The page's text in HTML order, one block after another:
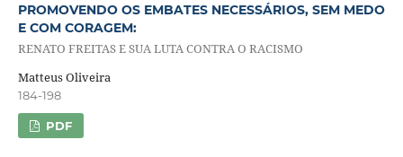
PROMOVENDO OS EMBATES NECESSÁRIOS, SEM MEDO
E COM CORAGEM:
RENATO FREITAS E SUA LUTA CONTRA O RACISMO
Matteus Oliveira
184-198
PDF